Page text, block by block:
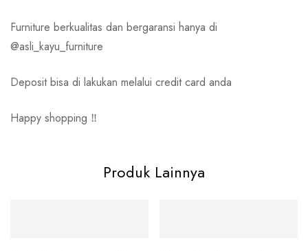
Furniture berkualitas dan bergaransi hanya di
@asli_kayu_furniture
Deposit bisa di lakukan melalui credit card anda
Happy shopping ‼️
Produk Lainnya